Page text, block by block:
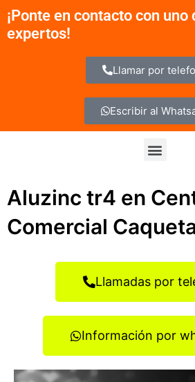
contenido
¡Ponte en contacto con uno
expertos!
Llamar por
Escribir al
Menu
Aluzinc tr4 en
Comercial
Llamadas por
Información por